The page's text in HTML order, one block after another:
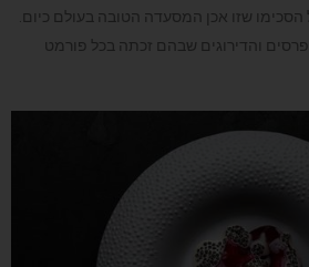
הסכימו שזו אכן המסעדה הטובה בעולם כיום.
והדירוגים שבהם זכתה בכל פורמט